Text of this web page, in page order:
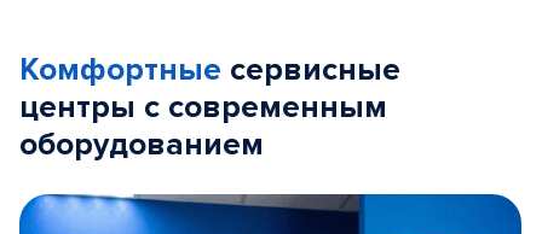
Комфортные сервисные
центры с современным
оборудованием